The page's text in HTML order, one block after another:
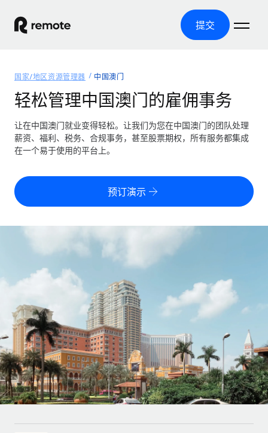
提交
产品
全球招聘
全球薪资管理
轻松运行合规薪资
零实体成本实现全球扩张
合同工管理
全球合同工入职与管理
外包复杂雇佣任务
基础设施
Remote Embedded
将人力资源无缝融入工作流程
团队的内置核心人力资源功能
覆盖全球
美国各州浏览器
初创企业
为成长型企业量身打造的全球敏捷型人力资源与薪资解决方案
中型市场
通过定制化人力资源解决方案扩展团队
企业
资源
工具与计算器
误分类风险计算工具
员工成本计算器
计算任何国家的员工总成本
合同工薪酬结算计算器
探索全球合同工的结算货币选项与结算速度
通过 REMOTE 学习
研究与指引
案例研究
人力资源术语表
核对表和模板
定价
中文（简体）
Français
Deutsch
Español
Italiano
登录
国家/地区资源管理器 中国澳门
轻松管理中国澳门的雇佣事务
让在中国澳门就业变得轻松。让我们为您在中国澳门的团队处理
薪资、福利、税务、合规事务，甚至股票期权，所有服务都集成
在一个易于使用的平台上。
预订演示